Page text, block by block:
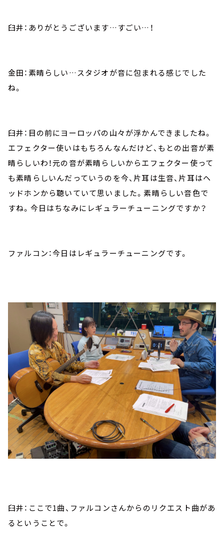
臼井：ありがとうございます…すごい…！
金田：素晴らしい…スタジオが音に包まれる感じでした
ね。
臼井：目の前にヨーロッパの山々が浮かんできましたね。
エフェクター使いはもちろんなんだけど、もとの出音が素
晴らしいわ！元の音が素晴らしいからエフェクター使って
も素晴らしいんだっていうのを今、片耳は生音、片耳はヘ
ッドホンから聴いていて思いました。素晴らしい音色で
すね。今日はちなみにレギュラーチューニングですか？
ファルコン：今日はレギュラーチューニングです。
臼井：ここで1曲、ファルコンさんからのリクエスト曲があ
るということで。